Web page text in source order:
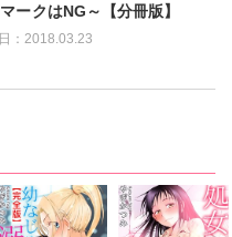
ークはNG～【分冊版】
： 2018.03.23